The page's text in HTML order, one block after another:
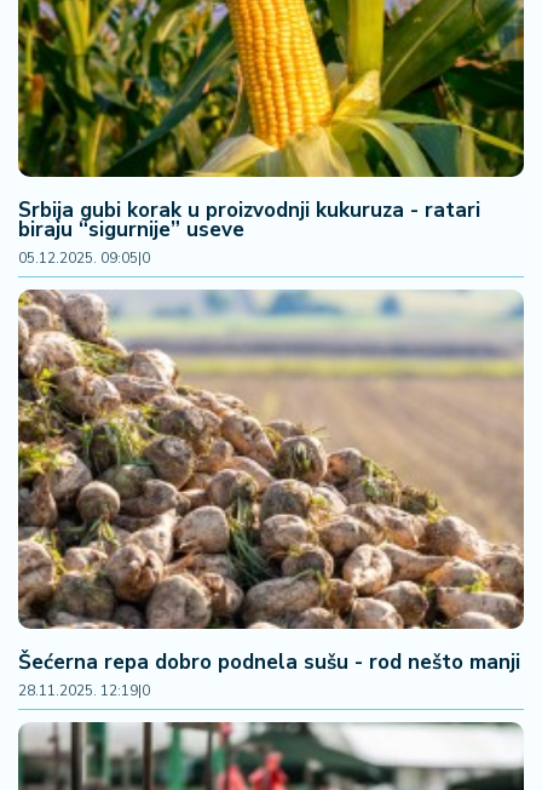
Srbija gubi korak u proizvodnji kukuruza - ratari
biraju “sigurnije” useve
05.12.2025. 09:05|0
Šećerna repa dobro podnela sušu - rod nešto manji
28.11.2025. 12:19|0